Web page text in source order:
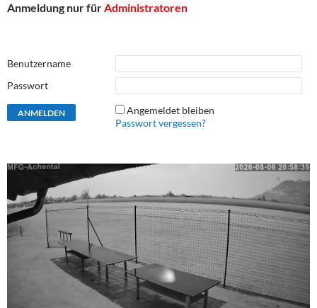
Anmeldung nur fürAdministratoren
Benutzername
Passwort
Angemeldet bleiben
Passwort vergessen?